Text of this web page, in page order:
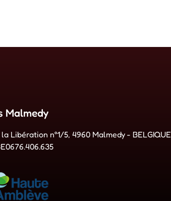
Malmedy
la Libération n°1/5, 4960 Malmedy - BELGIQUE